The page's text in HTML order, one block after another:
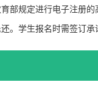
部规定进行电子注册
。学生报名时需签订承